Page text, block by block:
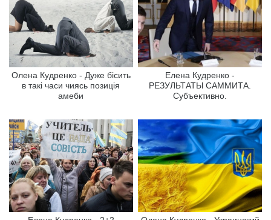
Олена Кудренко - Дуже бісить
в такі часи чиясь позиція
амеби
Елена Кудренко -
РЕЗУЛЬТАТЫ САММИТА.
Субъективно.